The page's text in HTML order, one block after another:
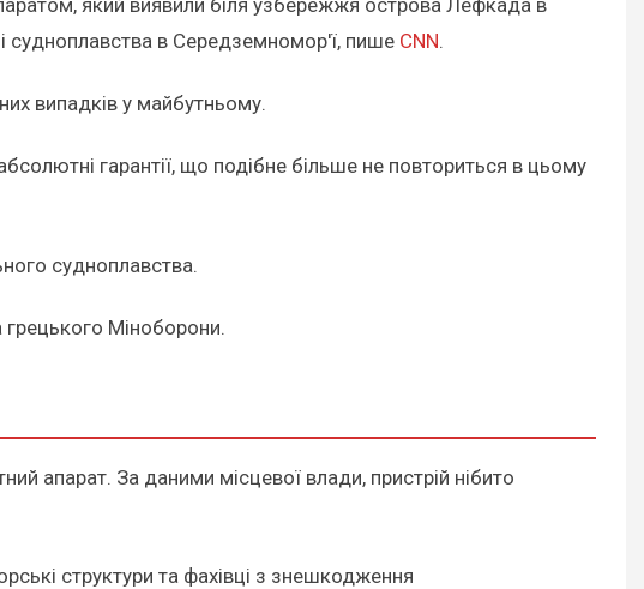
який виявили біля узбережжя острова Лефкада в
судноплавства в Середземномор'ї, пише CNN.
випадків у майбутньому.
гарантії, що подібне більше не повториться в цьому
судноплавства.
Міноборони.
апарат. За даними місцевої влади, пристрій нібито
структури та фахівці з знешкодження